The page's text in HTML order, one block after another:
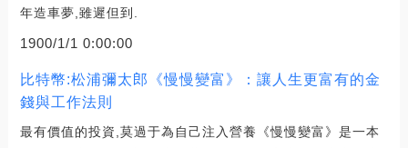
年造車夢,雖遲但到.
1900/1/1 0:00:00
比特幣:松浦彌太郎《慢慢變富》：讓人生更富有的金
錢與工作法則
最有價值的投資,莫過于為自己注入營養《慢慢變富》是一本